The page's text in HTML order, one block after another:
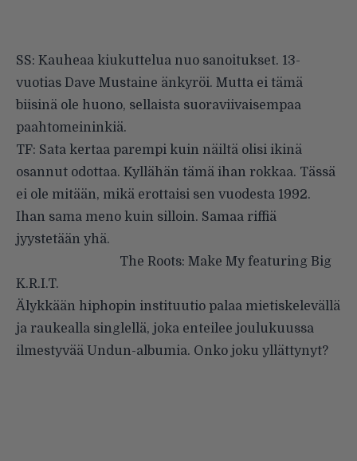
SS: Kauheaa kiukuttelua nuo sanoitukset. 13-
vuotias Dave Mustaine änkyröi. Mutta ei tämä
biisinä ole huono, sellaista suoraviivaisempaa
paahtomeininkiä.
TF: Sata kertaa parempi kuin näiltä olisi ikinä
osannut odottaa. Kyllähän tämä ihan rokkaa. Tässä
ei ole mitään, mikä erottaisi sen vuodesta 1992.
Ihan sama meno kuin silloin. Samaa riffiä
jyystetään yhä.
The Roots: Make My featuring Big
K.R.I.T.
Älykkään hiphopin instituutio palaa mietiskelevällä
ja raukealla singlellä, joka enteilee joulukuussa
ilmestyvää Undun-albumia. Onko joku yllättynyt?